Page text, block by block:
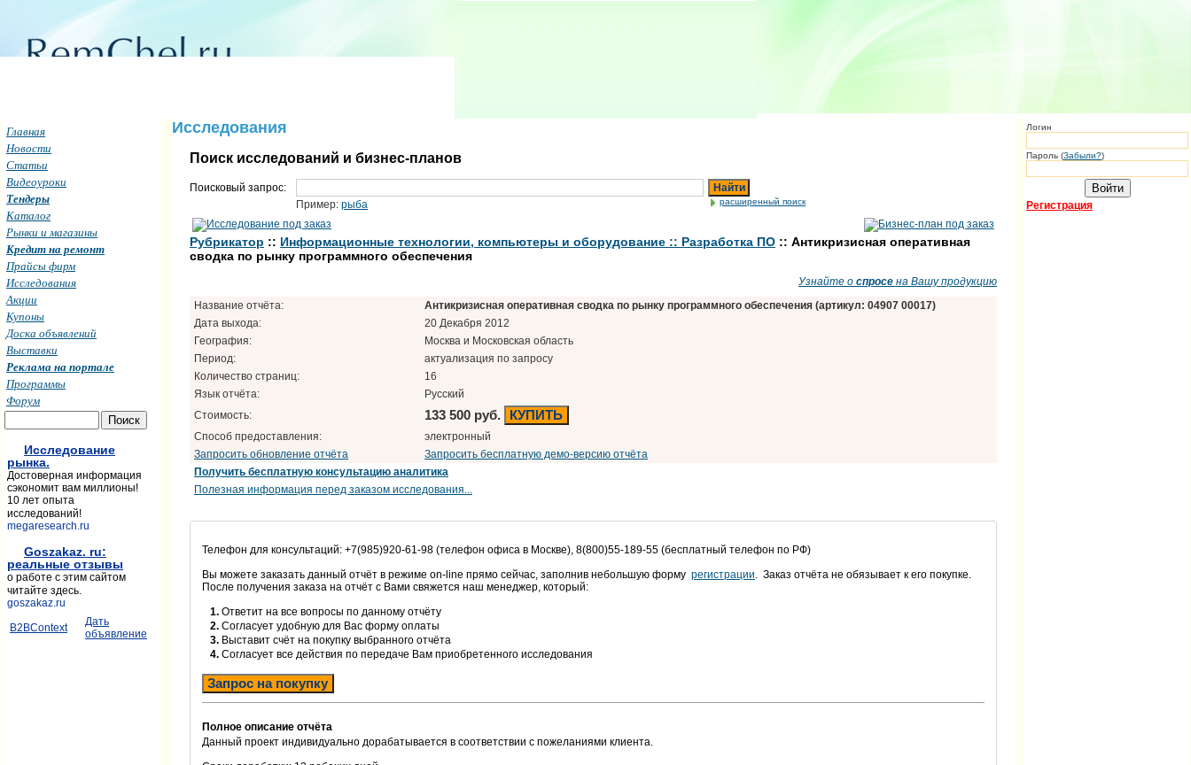
Исследования
Поиск исследований и бизнес-планов
Поисковый запрос:
Найти
Пример: рыба расширенный поиск
Рубрикатор :: Информационные технологии, компьютеры и оборудование :: Разработка ПО :: Антикризисная оперативная
сводка по рынку программного обеспечения
Узнайте о спросе на Вашу продукцию
Название отчёта:
Антикризисная оперативная сводка по рынку программного обеспечения (артикул: 04907 00017)
Дата выхода:
20 Декабря 2012
География:
Москва и Московская область
Период:
актуализация по запросу
Количество страниц:
16
Язык отчёта:
Русский
Стоимость:
133 500 руб. КУПИТЬ
Способ предоставления:
электронный
Запросить обновление отчёта
Запросить бесплатную демо-версию отчёта
Получить бесплатную консультацию аналитика
Полезная информация перед заказом исследования...
Телефон для консультаций: +7(985)920-61-98 (телефон офиса в Москве), 8(800)55-189-55 (бесплатный телефон по РФ)
Вы можете заказать данный отчёт в режиме on-line прямо сейчас, заполнив небольшую форму регистрации. Заказ отчёта не обязывает к его покупке.
После получения заказа на отчёт с Вами свяжется наш менеджер, который:
1. Ответит на все вопросы по данному отчёту
2. Согласует удобную для Вас форму оплаты
3. Выставит счёт на покупку выбранного отчёта
4. Согласует все действия по передаче Вам приобретенного исследования
Запрос на покупку
Полное описание отчёта
Данный проект индивидуально дорабатывается в соответствии с пожеланиями клиента.
Главная
Новости
Статьи
Видеоуроки
Тендеры
Каталог
Рынки и магазины
Кредит на ремонт
Прайсы фирм
Исследования
Акции
Купоны
Доска объявлений
Выставки
Реклама на портале
Программы
Форум
Исследование
рынка.
Достоверная информация
сэкономит вам миллионы!
10 лет опыта
исследований!
megaresearch.ru
Goszakaz. ru:
реальные отзывы
о работе с этим сайтом
читайте здесь.
goszakaz.ru
B2BContext
Дать
объявление
Логин
Пароль (Забыли?)
Регистрация